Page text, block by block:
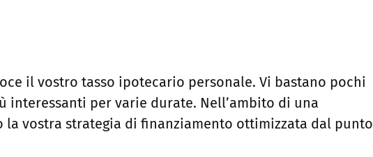
il vostro tasso ipotecario personale. Vi bastano pochi
interessanti per varie durate. Nell’ambito di una
la vostra strategia di finanziamento ottimizzata dal punto